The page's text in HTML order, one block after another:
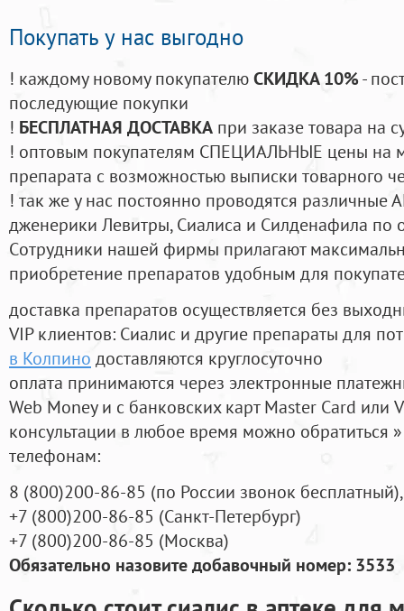
Покупать у нас выгодно
! каждому новому покупателюСКИДКА 10%-
последующие покупки
! БЕСПЛАТНАЯ ДОСТАВКА при заказе товара на
! оптовым покупателям СПЕЦИАЛЬНЫЕ цены на
препарата с возможностью выписки товарного
! так же у нас постоянно проводятся
дженерики Левитры, Сиалиса и Силденафила по
Cотрудники нашей фирмы прилагают
приобретение препаратов удобным для
доставка препаратов осуществляется без
VIP клиентов: Сиалис и другие препараты для
в Колпино доставляются круглосуточно
оплата принимаются через электронные
Web Money и с банковских карт Master Card или
консультации в любое время можно обратиться
телефонам:
8 (800)200-86-85 (по России звонок бесплатный),
+7 (800)200-86-85 (Санкт-Петербург)
+7 (800)200-86-85 (Москва)
Обязательно назовите добавочный номер: 3533